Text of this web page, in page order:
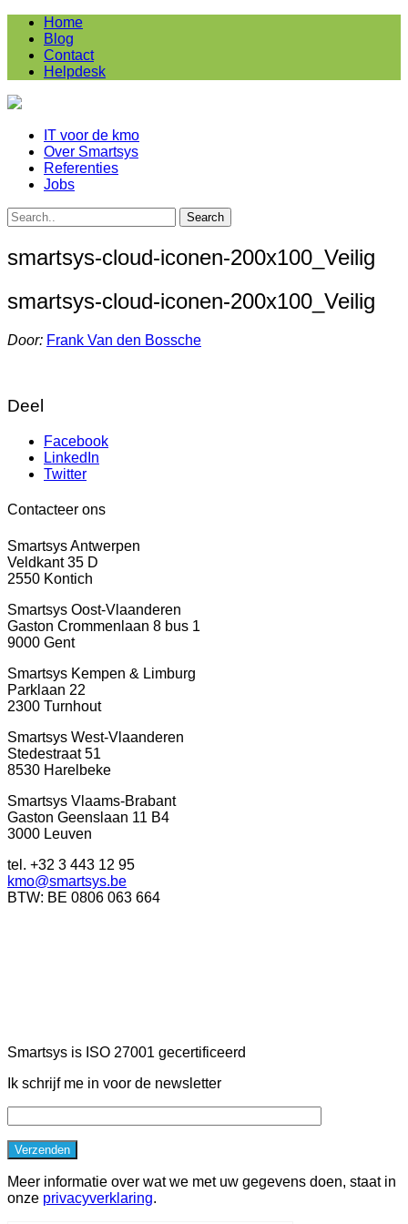
Home
Blog
Contact
Helpdesk
IT voor de kmo
Over Smartsys
Referenties
Jobs
smartsys-cloud-iconen-200x100_Veilig
smartsys-cloud-iconen-200x100_Veilig
Door: Frank Van den Bossche
Deel
Facebook
LinkedIn
Twitter
Contacteer ons
Smartsys Antwerpen
Veldkant 35 D
2550 Kontich
Smartsys Oost-Vlaanderen
Gaston Crommenlaan 8 bus 1
9000 Gent
Smartsys Kempen & Limburg
Parklaan 22
2300 Turnhout
Smartsys West-Vlaanderen
Stedestraat 51
8530 Harelbeke
Smartsys Vlaams-Brabant
Gaston Geenslaan 11 B4
3000 Leuven
tel. +32 3 443 12 95
kmo@smartsys.be
BTW: BE 0806 063 664
Smartsys is ISO 27001 gecertificeerd
Ik schrijf me in voor de newsletter
Meer informatie over wat we met uw gegevens doen, staat in
onze privacyverklaring.